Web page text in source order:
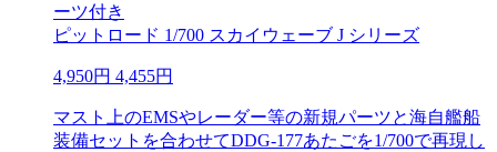
ーツ付き
ピットロード 1/700 スカイウェーブ J シリーズ
4,950円 4,455円
マスト上のEMSやレーダー等の新規パーツと海自艦船
装備セットを合わせてDDG-177あたごを1/700で再現し